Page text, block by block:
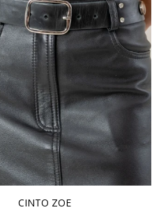
CINTO ZOE